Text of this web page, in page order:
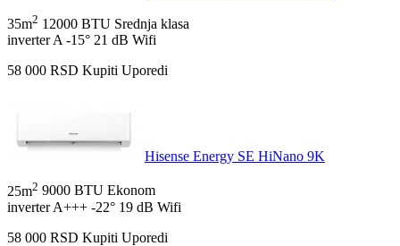
35m2 12000 BTU Srednja klasa
inverterA -15° 21 dB Wifi
58 000 RSD Kupiti Uporedi
Hisense Energy SE HiNano 9K
25m2 9000 BTU Ekonom
inverter A+++ -22° 19 dB Wifi
58 000 RSD Kupiti Uporedi